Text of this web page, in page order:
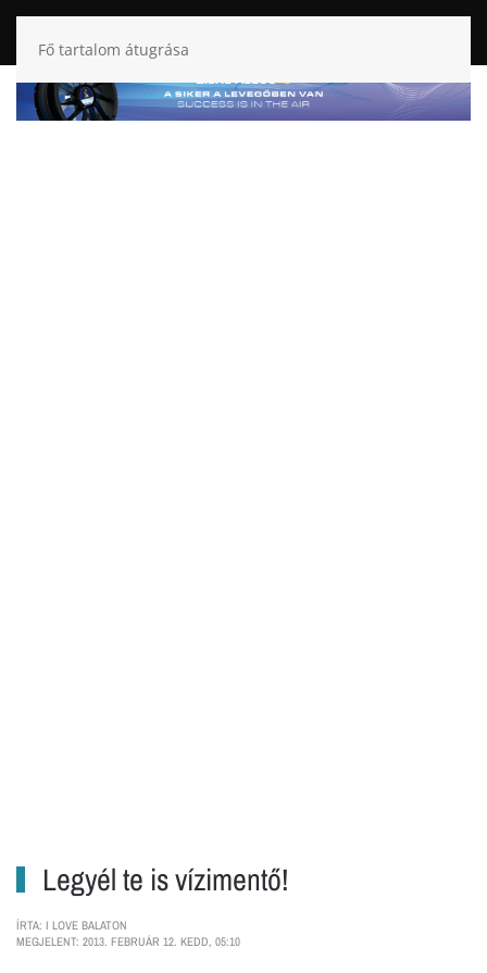
Fő tartalom átugrása
Legyél te is vízimentő!
ÍRTA: I LOVE BALATON
MEGJELENT: 2013. FEBRUÁR 12. KEDD, 05:10